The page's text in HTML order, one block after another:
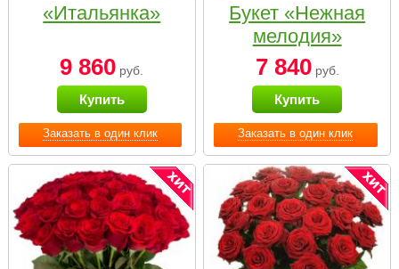
Заказать в один клик
«Итальянка»
9 860 руб.
Купить
Заказать в один клик
Букет «Нежная
мелодия»
7 840руб.
Купить